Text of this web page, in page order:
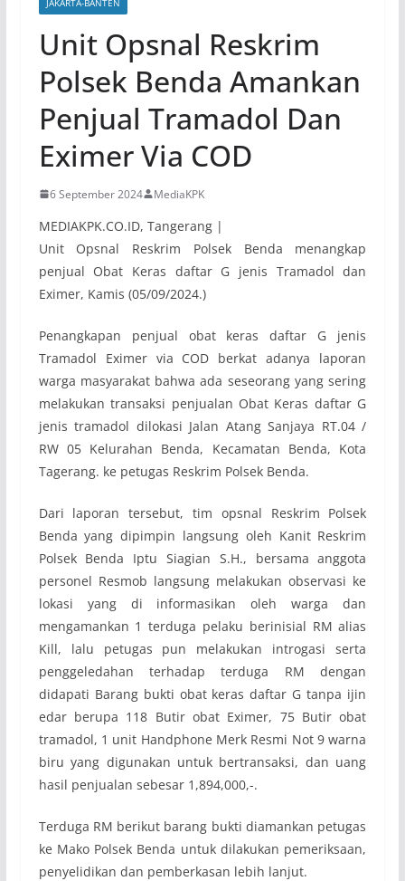
JAKARTA-BANTEN
Unit Opsnal Reskrim
Polsek Benda Amankan
Penjual Tramadol Dan
Eximer Via COD
6 September 2024 MediaKPK
MEDIAKPK.CO.ID, Tangerang |
Unit Opsnal Reskrim Polsek Benda menangkap
penjual Obat Keras daftar G jenis Tramadol dan
Eximer, Kamis (05/09/2024.)
Penangkapan penjual obat keras daftar G jenis
Tramadol Eximer via COD berkat adanya laporan
warga masyarakat bahwa ada seseorang yang sering
melakukan transaksi penjualan Obat Keras daftar G
jenis tramadol dilokasi Jalan Atang Sanjaya RT.04 /
RW 05 Kelurahan Benda, Kecamatan Benda, Kota
Tagerang. ke petugas Reskrim Polsek Benda.
Dari laporan tersebut, tim opsnal Reskrim Polsek
Benda yang dipimpin langsung oleh Kanit Reskrim
Polsek Benda Iptu Siagian S.H., bersama anggota
personel Resmob langsung melakukan observasi ke
lokasi yang di informasikan oleh warga dan
mengamankan 1 terduga pelaku berinisial RM alias
Kill, lalu petugas pun melakukan introgasi serta
penggeledahan terhadap terduga RM dengan
didapati Barang bukti obat keras daftar G tanpa ijin
edar berupa 118 Butir obat Eximer, 75 Butir obat
tramadol, 1 unit Handphone Merk Resmi Not 9 warna
biru yang digunakan untuk bertransaksi, dan uang
hasil penjualan sebesar 1,894,000,-.
Terduga RM berikut barang bukti diamankan petugas
ke Mako Polsek Benda untuk dilakukan pemeriksaan,
penyelidikan dan pemberkasan lebih lanjut.